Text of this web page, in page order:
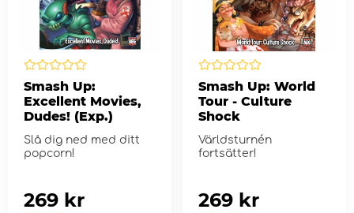
Smash Up:
Excellent Movies,
Dudes! (Exp.)
Slå dig ned med ditt
popcorn!
269 kr
Smash Up: World
Tour - Culture
Shock
Världsturnén
fortsätter!
269 kr